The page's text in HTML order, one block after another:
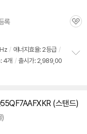
록
관
/ 에너지효율: 2등급 /
4개 / 출시가: 2,989,00
기
(스탠드)
)